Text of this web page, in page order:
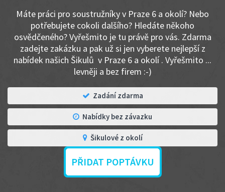
Máte práci pro soustružníky v Praze 6 a okolí? Nebo
potřebujete cokoli dalšího? Hledáte někoho
osvědčeného? Vyřešmito je tu právě pro vás. Zdarma
zadejte zakázku a pak už si jen vyberete nejlepší z
nabídek našich Šikulů v Praze 6 a okolí . Vyřešmito ...
levněji a bez firem :-)
Zadání zdarma
Nabídky bez závazku
Šikulové z okolí
PŘIDAT POPTÁVKU